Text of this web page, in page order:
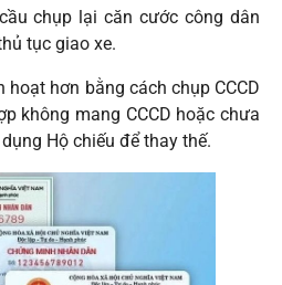
chụp lại căn cước công dân
tục giao xe.
hoạt hơn bằng cách chụp CCCD
không mang CCCD hoặc chưa
Hộ chiếu để thay thế.